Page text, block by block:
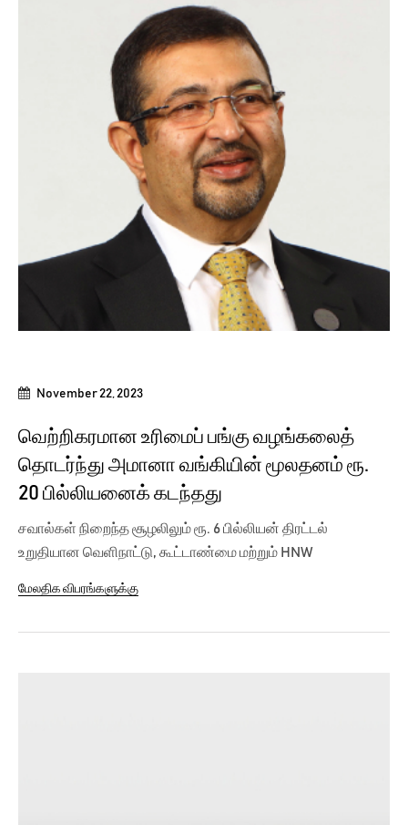
November 22, 2023
வெற்றிகரமான உரிமைப் பங்கு வழங்கலைத்
தொடர்ந்து அமானா வங்கியின் மூலதனம் ரூ.
20 பில்லியனைக் கடந்தது
சவால்கள் நிறைந்த சூழலிலும் ரூ. 6 பில்லியன் திரட்டல்
உறுதியான வெளிநாட்டு, கூட்டாண்மை மற்றும் HNW
மேலதிக விபரங்களுக்கு